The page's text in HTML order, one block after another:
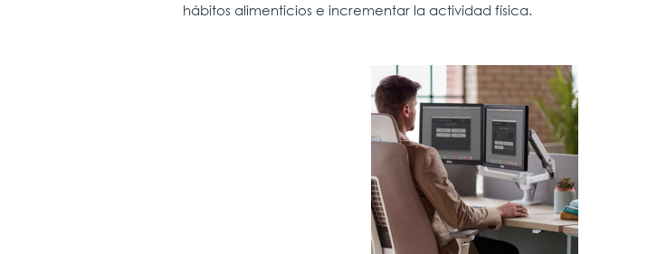
hábitos alimenticios e incrementar la actividad física.